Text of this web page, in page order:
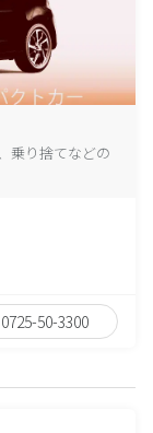
乗り捨てなどの
0725-50-3300